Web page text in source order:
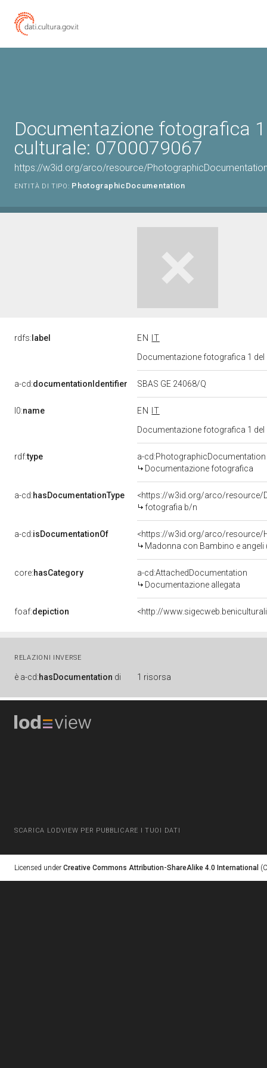
Documentazione fotografica
culturale: 0700079067
https://w3id.org/arco/resource/
ENTITÀ DI TIPO: PhotographicDocumentation
rdfs: label EN
IT
Documentazione fotografica 1
a-cd:documentationIdentifier SBAS GE 24068/Q
l0:name EN
IT
Documentazione fotografica 1
rdf:type
a-cd:PhotographicDocumentation
Documentazione fotografica
a-cd:hasDocumentationType
<https://w3id.org/arco/resource/
fotografia b/n
a-cd:isDocumentationOf
<https://w3id.org/arco/resource/
Madonna con Bambino e
core:hasCategory
a-cd:AttachedDocumentation
Documentazione allegata
foaf:depiction <http://
RELAZIONI INVERSE
è a-cd:hasDocumentation di 1 risorsa
SCARICA LODVIEW PER PUBBLICARE I TUOI DATI
Licensed under Creative Commons Attribution-ShareAlike 4.0 International